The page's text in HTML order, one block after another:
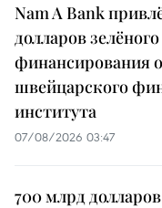
Nam A Bank
долларов зелёного
финансирования
швейцарского
института
07/08/2026 03:47
700 млрд